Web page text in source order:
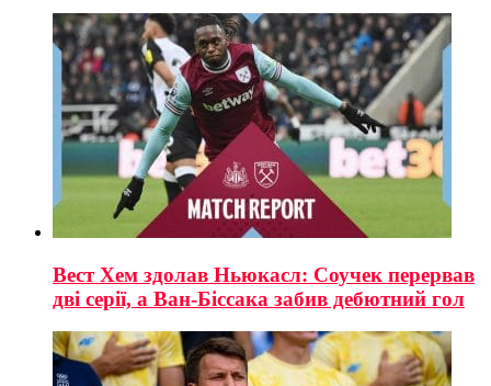
Вест Хем здолав Ньюкасл: Соучек перервав
дві серії, а Ван-Біссака забив дебютний гол